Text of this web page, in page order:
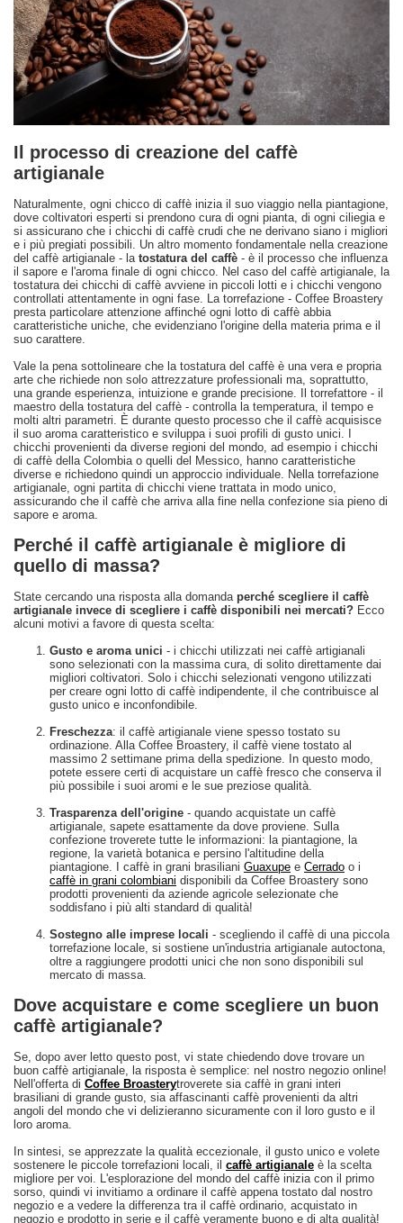
Il processo di creazione del caffè
artigianale
Naturalmente, ogni chicco di caffè inizia il suo viaggio nella piantagione,
dove coltivatori esperti si prendono cura di ogni pianta, di ogni ciliegia e
si assicurano che i chicchi di caffè crudi che ne derivano siano i migliori
e i più pregiati possibili. Un altro momento fondamentale nella creazione
del caffè artigianale - la tostatura del caffè - è il processo che influenza
il sapore e l'aroma finale di ogni chicco. Nel caso del caffè artigianale, la
tostatura dei chicchi di caffè avviene in piccoli lotti e i chicchi vengono
controllati attentamente in ogni fase. La torrefazione - Coffee Broastery
presta particolare attenzione affinché ogni lotto di caffè abbia
caratteristiche uniche, che evidenziano l'origine della materia prima e il
suo carattere.
Vale la pena sottolineare che la tostatura del caffè è una vera e propria
arte che richiede non solo attrezzature professionali ma, soprattutto,
una grande esperienza, intuizione e grande precisione. Il torrefattore - il
maestro della tostatura del caffè - controlla la temperatura, il tempo e
molti altri parametri. È durante questo processo che il caffè acquisisce
il suo aroma caratteristico e sviluppa i suoi profili di gusto unici. I
chicchi provenienti da diverse regioni del mondo, ad esempio i chicchi
di caffè della Colombia o quelli del Messico, hanno caratteristiche
diverse e richiedono quindi un approccio individuale. Nella torrefazione
artigianale, ogni partita di chicchi viene trattata in modo unico,
assicurando che il caffè che arriva alla fine nella confezione sia pieno di
sapore e aroma.
Perché il caffè artigianale è migliore di
quello di massa?
State cercando una risposta alla domanda perché scegliere il caffè
artigianale invece di scegliere i caffè disponibili nei mercati? Ecco
alcuni motivi a favore di questa scelta:
Gusto e aroma unici - i chicchi utilizzati nei caffè artigianali
sono selezionati con la massima cura, di solito direttamente dai
migliori coltivatori. Solo i chicchi selezionati vengono utilizzati
per creare ogni lotto di caffè indipendente, il che contribuisce al
gusto unico e inconfondibile.
Freschezza: il caffè artigianale viene spesso tostato su
ordinazione. Alla Coffee Broastery, il caffè viene tostato al
massimo 2 settimane prima della spedizione. In questo modo,
potete essere certi di acquistare un caffè fresco che conserva il
più possibile i suoi aromi e le sue preziose qualità.
Trasparenza dell'origine - quando acquistate un caffè
artigianale, sapete esattamente da dove proviene. Sulla
confezione troverete tutte le informazioni: la piantagione, la
regione, la varietà botanica e persino l'altitudine della
piantagione. I caffè in grani brasiliani Guaxupe e Cerrado o i
caffè in grani colombiani disponibili da Coffee Broastery sono
prodotti provenienti da aziende agricole selezionate che
soddisfano i più alti standard di qualità!
Sostegno alle imprese locali - scegliendo il caffè di una piccola
torrefazione locale, si sostiene un'industria artigianale autoctona,
oltre a raggiungere prodotti unici che non sono disponibili sul
mercato di massa.
Dove acquistare e come scegliere un buon
caffè artigianale?
Se, dopo aver letto questo post, vi state chiedendo dove trovare un
buon caffè artigianale, la risposta è semplice: nel nostro negozio online!
Nell'offerta di Coffee Broasterytroverete sia caffè in grani interi
brasiliani di grande gusto, sia affascinanti caffè provenienti da altri
angoli del mondo che vi delizieranno sicuramente con il loro gusto e il
loro aroma.
In sintesi, se apprezzate la qualità eccezionale, il gusto unico e volete
sostenere le piccole torrefazioni locali, il caffè artigianale è la scelta
migliore per voi. L'esplorazione del mondo del caffè inizia con il primo
sorso, quindi vi invitiamo a ordinare il caffè appena tostato dal nostro
negozio e a vedere la differenza tra il caffè ordinario, acquistato in
negozio e prodotto in serie e il caffè veramente buono e di alta qualità!